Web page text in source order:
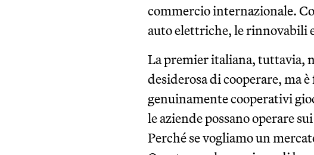
commercio internazionale.
auto elettriche, le rinnovabili
La premier italiana, tuttavia,
desiderosa di cooperare, ma
genuinamente cooperativi
le aziende possano operare
Perché se vogliamo un